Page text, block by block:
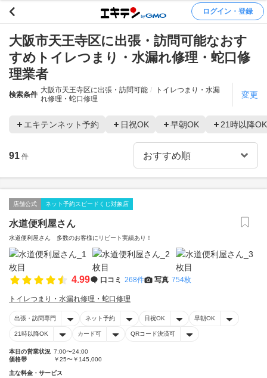
ログイン・登録
大阪市天王寺区に出張・訪問可能なおす
すめトイレつまり・水漏れ修理・蛇口修
理業者
検索条件
大阪市天王寺区に出張・訪問可能
トイレつまり・水漏
れ修理・蛇口修理
変更
エキテンネット予約 日祝OK 早朝OK 21時以降OK
91 件
店舗公式 ネット予約スピードくじ対象店
水道便利屋さん
水道便利屋さん 多数のお客様にリピート実績あり！
4.99 口コミ 268件 写真 754枚
トイレつまり・水漏れ修理・蛇口修理
出張・訪問専門 ネット予約 日祝OK 早朝OK
21時以降OK カード可 QRコード決済可
本日の営業状況 7:00〜24:00
価格帯
￥25〜￥145,000
主な料金・サービス